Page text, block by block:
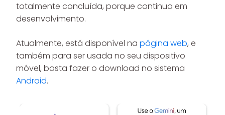
totalmente concluída, porque continua em
desenvolvimento.
Atualmente, está disponível na página web, e
também para ser usada no seu dispositivo
móvel, basta fazer o download no sistema
Android.